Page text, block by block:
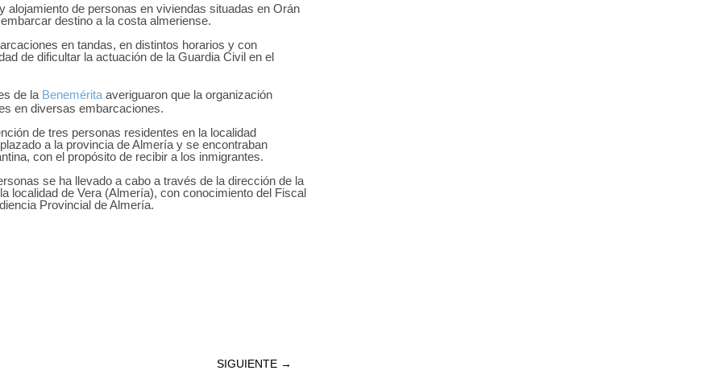
alojamiento de personas en viviendas situadas en Orán
destino a la costa almeriense.
en tandas, en distintos horarios y con
de dificultar la actuación de la Guardia Civil en el
de la Benemérita averiguaron que la organización
en diversas embarcaciones.
de tres personas residentes en la localidad
a la provincia de Almería y se encontraban
con el propósito de recibir a los inmigrantes.
se ha llevado a cabo a través de la dirección de la
localidad de Vera (Almería), con conocimiento del Fiscal
Provincial de Almería.
SIGUIENTE →